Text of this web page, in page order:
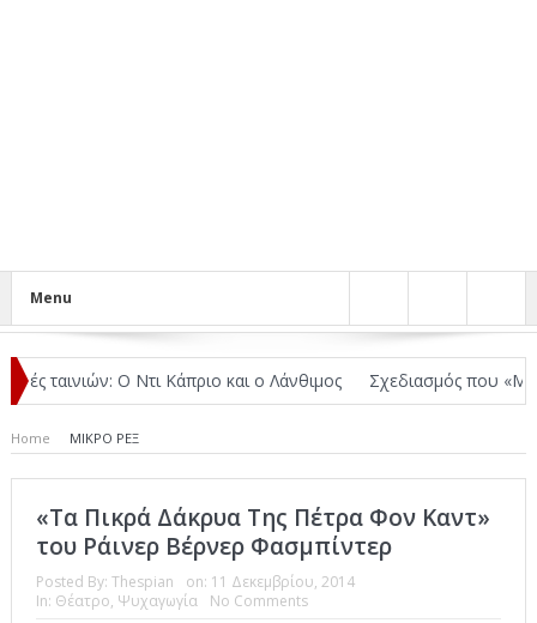
Menu
ταινιών: Ο Ντι Κάπριο και ο Λάνθιμος Σχεδιασμός που
Home ΜΙΚΡΟ ΡΕΞ
«Τα Πικρά Δάκρυα Της Πέτρα Φον Καντ»
του Ράινερ Βέρνερ Φασμπίντερ
Posted By: Thespian on: 11 Δεκεμβρίου, 2014
In: Θέατρο, Ψυχαγωγία No Comments